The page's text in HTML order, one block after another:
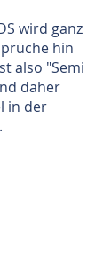
wird ganz
hin
also "Semi
daher
in der